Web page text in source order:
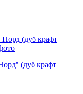
(дуб крафт